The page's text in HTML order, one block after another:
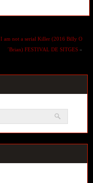
I am not a serial Killer (2016 Billy O
´Brian) FESTIVAL DE SITGES »